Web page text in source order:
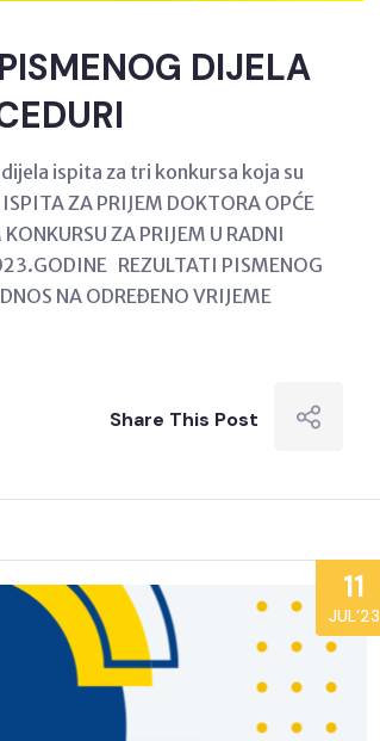
DIJELA
ispita za tri konkursa koja su
ZA PRIJEM DOKTORA OPĆE
ZA PRIJEM U RADNI
REZULTATI PISMENOG
NA ODREĐENO VRIJEME
Share This Post
11
JUL’23